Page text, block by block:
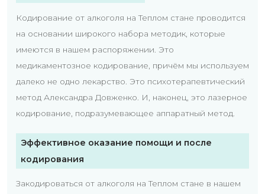
Кодирование от алкоголя на Теплом стане проводится
на основании широкого набора методик, которые
имеются в нашем распоряжении. Это
медикаментозное кодирование, причём мы используем
далеко не одно лекарство. Это психотерапевтический
метод Александра Довженко. И, наконец, это лазерное
кодирование, подразумевающее аппаратный метод.
Эффективное оказание помощи и после
кодирования
Закодироваться от алкоголя на Теплом стане в нашем